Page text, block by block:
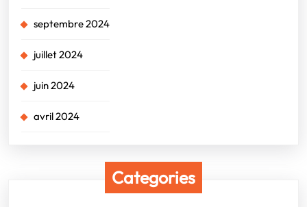
septembre 2024
juillet 2024
juin 2024
avril 2024
Categories